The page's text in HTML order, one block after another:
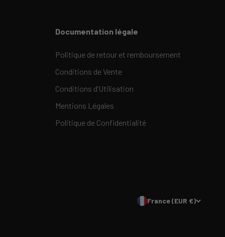
Documentation légale
Politique de retour et remboursement
Conditions de Vente
Conditions d’Utilisation
Mentions Légales
Politique de Confidentialité
France (EUR €)